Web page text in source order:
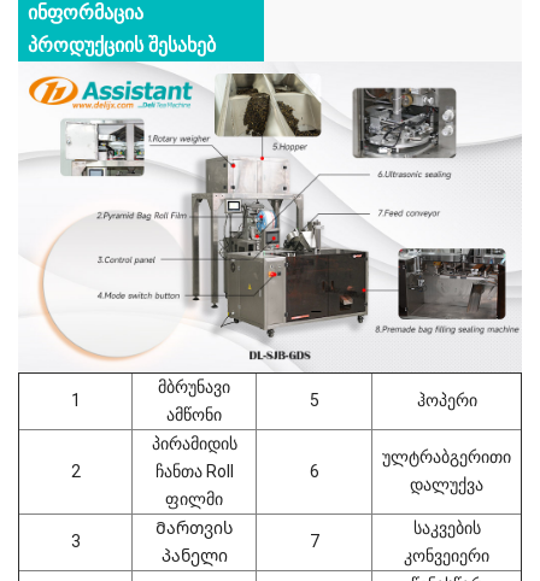
ინფორმაცია
პროდუქციის შესახებ
1
მბრუნავი
ამწონი
5 ჰოპერი
2
პირამიდის
ჩანთა Roll
ფილმი
6
ულტრაბგერითი
დალუქვა
3
Მართვის
პანელი
7
საკვების
კონვეიერი